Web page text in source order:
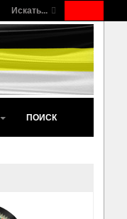
Искать...
ПОИСК